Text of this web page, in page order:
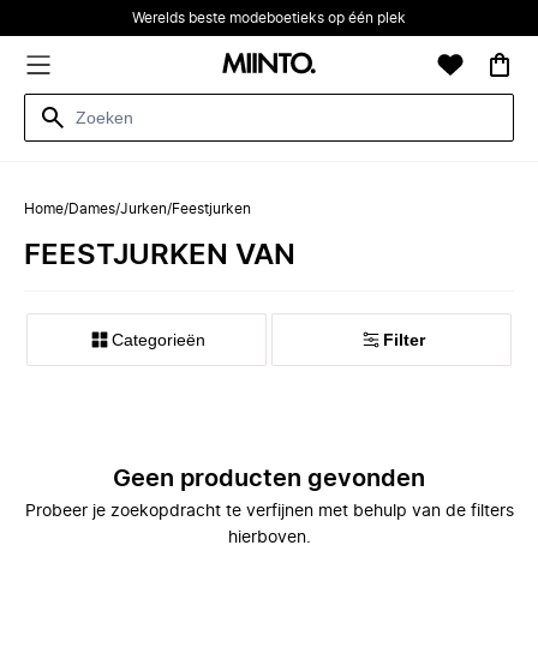
Werelds beste modeboetieks op één plek
Home/Dames/Jurken/Feestjurken
FEESTJURKEN VAN
Categorieën Filter
Geen producten gevonden
Probeer je zoekopdracht te verfijnen met behulp van de filters
hierboven.